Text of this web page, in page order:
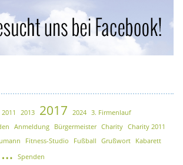
2011 2013 2017 2024 3. Firmenlauf
Anmeldung Bürgermeister Charity Charity 2011
Fitness-Studio Fußball Grußwort Kabarett
Spenden